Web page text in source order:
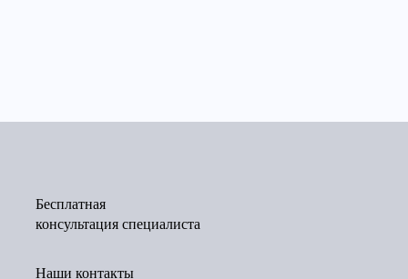
Бесплатная
консультация специалиста
Наши контакты